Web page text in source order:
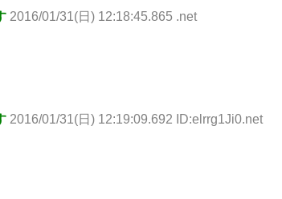
2016/01/31(日) 12:18:45.865 .net
2016/01/31(日) 12:19:09.692 ID:elrrg1Ji0.net